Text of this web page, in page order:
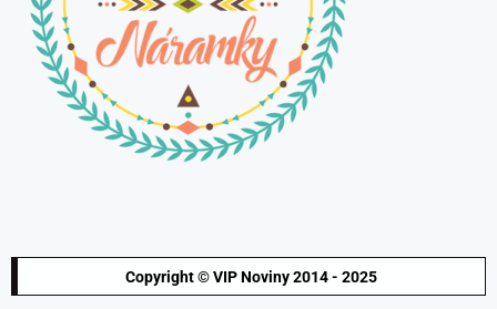
Copyright © VIP Noviny 2014 - 2025